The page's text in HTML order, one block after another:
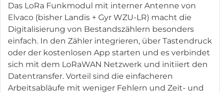
Das LoRa Funkmodul mit interner Antenne von
Elvaco (bisher Landis + Gyr WZU-LR) macht die
Digitalisierung von Bestandszählern besonders
einfach. In den Zähler integrieren, über Tastendruck
oder der kostenlosen App starten und es verbindet
sich mit dem LoRaWAN Netzwerk und initiiert den
Datentransfer. Vorteil sind die einfacheren
Arbeitsabläufe mit weniger Fehlern und Zeit- und